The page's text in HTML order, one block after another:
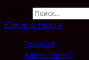
Юмор в телеге
Главная
Алиэкспресс